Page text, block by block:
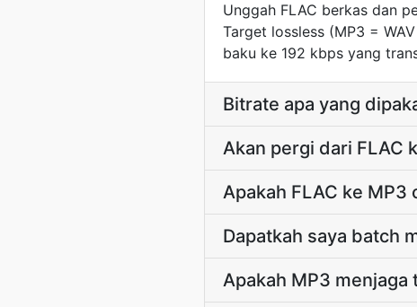
Unggah FLAC berkas dan
Target lossless (MP3 =
baku ke 192 kbps yang
Bitrate apa yang
Akan pergi dari FLAC
Apakah FLAC ke
Dapatkah saya batch
Apakah MP3 menjaga